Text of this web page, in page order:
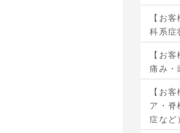
【お
科系症
【お
痛み・
【お
ア・脊
症な